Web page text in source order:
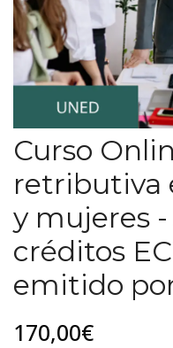
Curso
retributiva
y mujeres -
créditos
emitido
170,00€